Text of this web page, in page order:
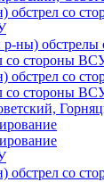
обстрел со
р-ны)
со стороны
обстрел со
со стороны
обстрел со